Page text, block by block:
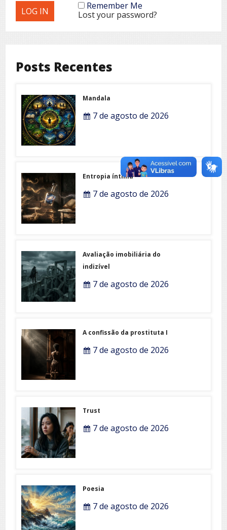
Remember Me
Lost your password?
Posts Recentes
Mandala
7 de agosto de 2026
Entropia íntima
7 de agosto de 2026
Avaliação imobiliária do
indizível
7 de agosto de 2026
A confissão da prostituta I
7 de agosto de 2026
Trust
7 de agosto de 2026
Poesia
7 de agosto de 2026